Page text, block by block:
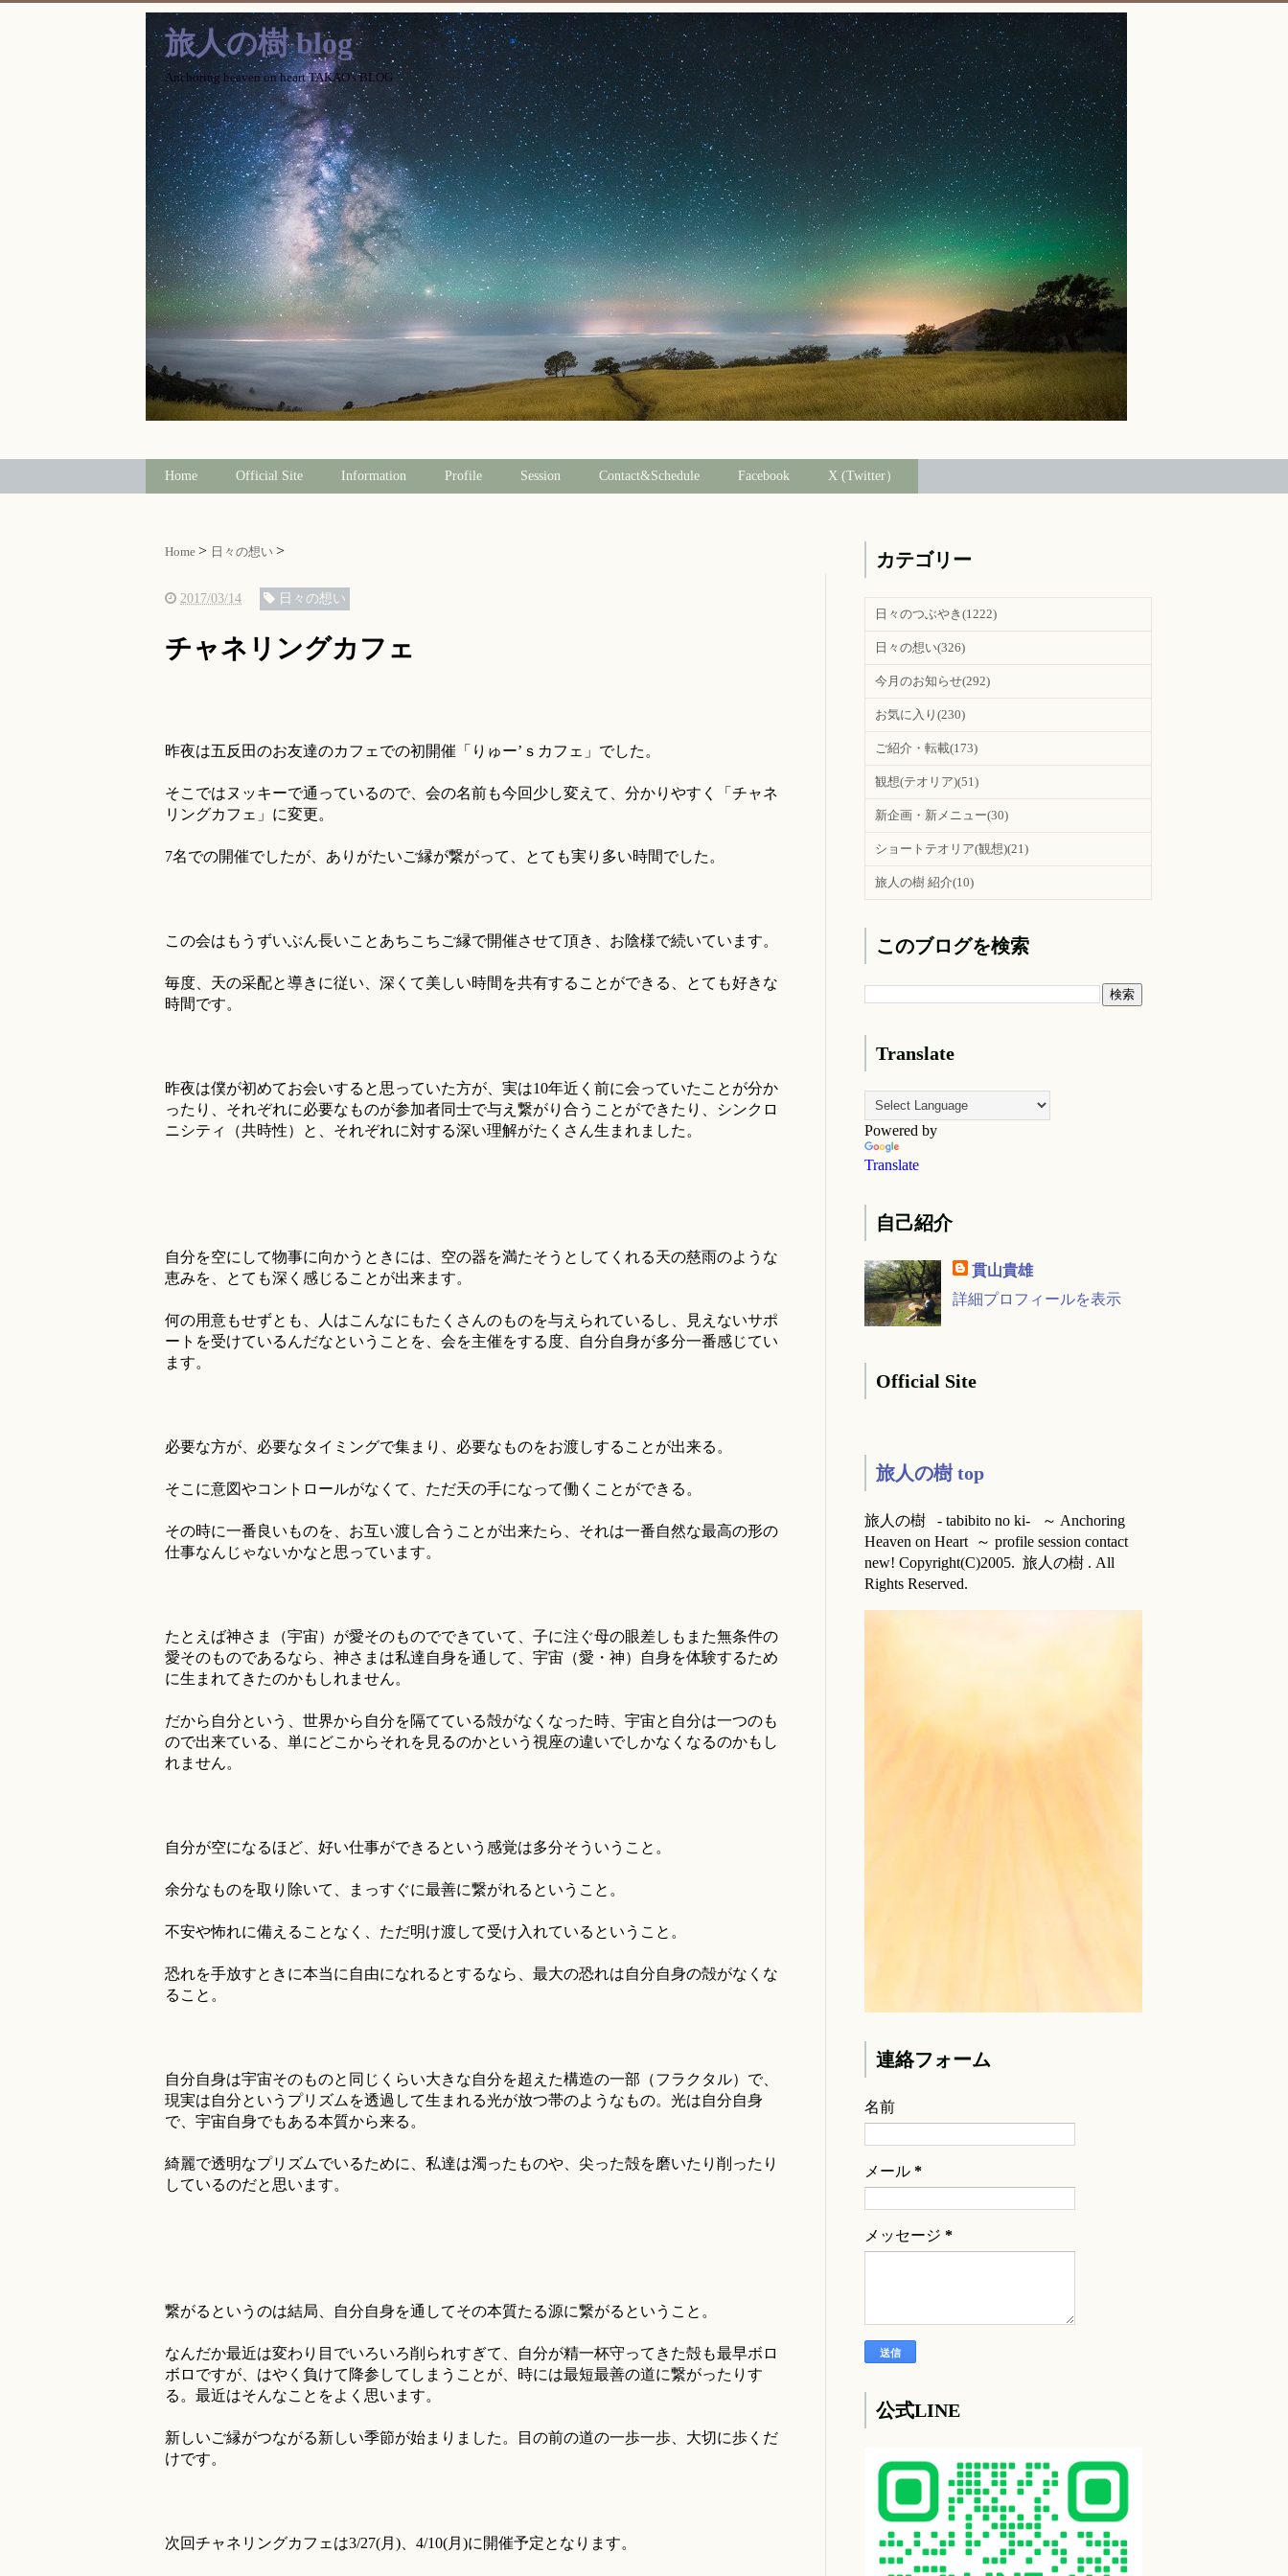
旅人の樹 blog
Anchoring heaven on heart TAKAO's BLOG
Home Official Site Information Profile Session Contact&Schedule Facebook X (Twitter）
Home 日々の想い
2017/03/14 日々の想い
チャネリングカフェ
昨夜は五反田のお友達のカフェでの初開催「りゅー’ｓカフェ」でした。
そこではヌッキーで通っているので、会の名前も今回少し変えて、分かりやすく「チャネ
リングカフェ」に変更。
7名での開催でしたが、ありがたいご縁が繋がって、とても実り多い時間でした。
この会はもうずいぶん長いことあちこちご縁で開催させて頂き、お陰様で続いています。
毎度、天の采配と導きに従い、深くて美しい時間を共有することができる、とても好きな
時間です。
昨夜は僕が初めてお会いすると思っていた方が、実は10年近く前に会っていたことが分か
ったり、それぞれに必要なものが参加者同士で与え繋がり合うことができたり、シンクロ
ニシティ（共時性）と、それぞれに対する深い理解がたくさん生まれました。
自分を空にして物事に向かうときには、空の器を満たそうとしてくれる天の慈雨のような
恵みを、とても深く感じることが出来ます。
何の用意もせずとも、人はこんなにもたくさんのものを与えられているし、見えないサポ
ートを受けているんだなということを、会を主催をする度、自分自身が多分一番感じてい
ます。
必要な方が、必要なタイミングで集まり、必要なものをお渡しすることが出来る。
そこに意図やコントロールがなくて、ただ天の手になって働くことができる。
その時に一番良いものを、お互い渡し合うことが出来たら、それは一番自然な最高の形の
仕事なんじゃないかなと思っています。
たとえば神さま（宇宙）が愛そのものでできていて、子に注ぐ母の眼差しもまた無条件の
愛そのものであるなら、神さまは私達自身を通して、宇宙（愛・神）自身を体験するため
に生まれてきたのかもしれません。
だから自分という、世界から自分を隔てている殻がなくなった時、宇宙と自分は一つのも
ので出来ている、単にどこからそれを見るのかという視座の違いでしかなくなるのかもし
れません。
自分が空になるほど、好い仕事ができるという感覚は多分そういうこと。
余分なものを取り除いて、まっすぐに最善に繋がれるということ。
不安や怖れに備えることなく、ただ明け渡して受け入れているということ。
恐れを手放すときに本当に自由になれるとするなら、最大の恐れは自分自身の殻がなくな
ること。
自分自身は宇宙そのものと同じくらい大きな自分を超えた構造の一部（フラクタル）で、
現実は自分というプリズムを透過して生まれる光が放つ帯のようなもの。光は自分自身
で、宇宙自身でもある本質から来る。
綺麗で透明なプリズムでいるために、私達は濁ったものや、尖った殻を磨いたり削ったり
しているのだと思います。
繋がるというのは結局、自分自身を通してその本質たる源に繋がるということ。
なんだか最近は変わり目でいろいろ削られすぎて、自分が精一杯守ってきた殻も最早ボロ
ボロですが、はやく負けて降参してしまうことが、時には最短最善の道に繋がったりす
る。最近はそんなことをよく思います。
新しいご縁がつながる新しい季節が始まりました。目の前の道の一歩一歩、大切に歩くだ
けです。
次回チャネリングカフェは3/27(月)、4/10(月)に開催予定となります。
カテゴリー
日々のつぶやき (1222)
日々の想い(326)
今月のお知らせ(292)
お気に入り (230)
ご紹介・転載(173)
観想(テオリア)(51)
新企画・新メニュー(30)
ショートテオリア(観想)(21)
旅人の樹 紹介(10)
このブログを検索
Translate
Powered by
Translate
自己紹介
貫山貴雄
詳細プロフィールを表示
Official Site
旅人の樹 top
旅人の樹 - tabibito no ki- ～ Anchoring
Heaven on Heart ～ profile session contact
new! Copyright(C)2005. 旅人の樹 . All
Rights Reserved.
連絡フォーム
名前
メール *
メッセージ *
公式LINE